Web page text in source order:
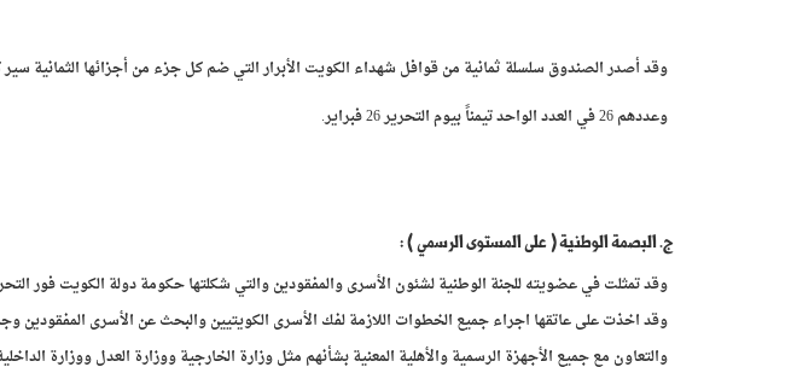
وقد أصدر الصندوق سلسلة ثمانية من قوافل شهداء الكويت الأبرار التي ضم كل جزء من أجزائها الثمانية
وعددهم 26 في العدد الواحد تيمناً بيوم التحرير 26 فبراير.
ج. البصمة الوطنية ( على المستوى الرسمي ) :
وقد تمثلت في عضويته للجنة الوطنية لشئون الأسرى والمفقودين والتي شكلتها حكومة دولة الكويت فور
وقد اخذت على عاتقها اجراء جميع الخطوات اللازمة لفك الأسرى الكويتيين والبحث عن الأسرى المفقودين
والتعاون مع جميع الأجهزة الرسمية والأهلية المعنية بشأنهم مثل وزارة الخارجية ووزارة العدل ووزارة